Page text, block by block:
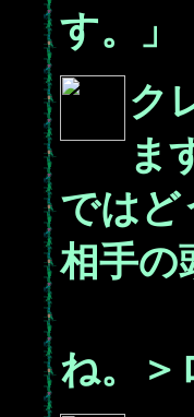
す。」
ク
ま
ではど
相手の
ひと
ね。＞